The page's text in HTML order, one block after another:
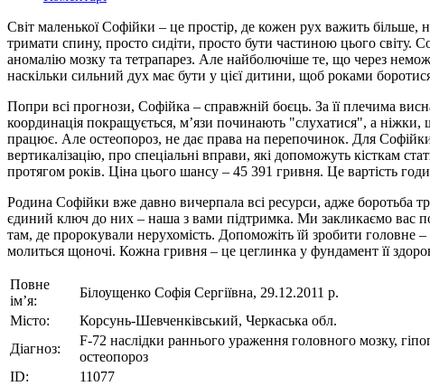
Світ маленької Софійки – це простір, де кожен рух важить
тримати спину, просто сидіти, просто бути частиною цього
аномалію мозку та тетрапарез. Але найболючіше те, що через
наскільки сильний дух має бути у цієї дитини, щоб роками
Попри всі прогнози, Софійка – справжній боєць. За її плечима
координація покращується, м’язи починають "слухатися", а
працює. Але остеопороз, не дає права на перепочинок. Для Софійки
вертикалізацію, про спеціальні вправи, які допоможуть
протягом років. Ціна цього шансу – 45 391 гривня. Це вартість
Родина Софійки вже давно вичерпала всі ресурси, адже боротьба
єдиний ключ до них – наша з вами підтримка. Ми закликаємо вас
там, де пророкували нерухомість. Допоможіть їй зробити головне
молиться щоночі. Кожна гривня – це цеглинка у фундамент її
Повне
ім’я:
Білоущенко Софія Сергіївна, 29.12.2011 р.
Місто:
Корсунь-Шевченківський, Черкаська обл.
Діагноз:
F-72 наслідки раннього ураження головного мозку,
остеопороз
ID:
11077